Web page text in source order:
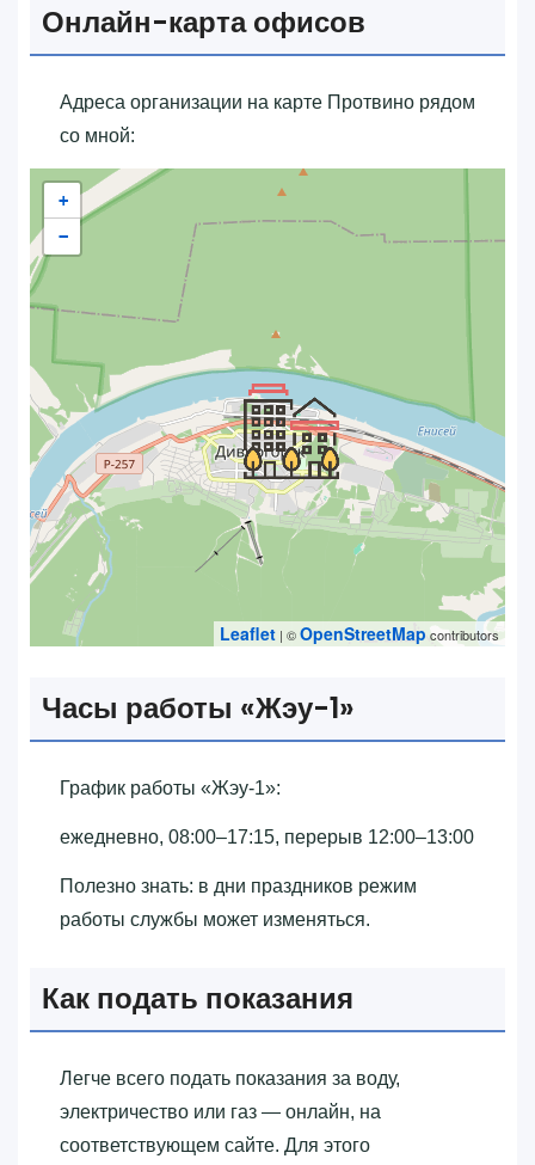
Онлайн-карта офисов
Адреса организации на карте Протвино рядом
со мной:
+
−
Leaflet | ©OpenStreetMap contributors
Часы работы «‎Жэу-1»‎
График работы «‎Жэу-1»‎:
ежедневно, 08:00–17:15, перерыв 12:00–13:00
Полезно знать: в дни праздников режим
работы службы может изменяться.
Как подать показания
Легче всего подать показания за воду,
электричество или газ — онлайн, на
соответствующем сайте. Для этого